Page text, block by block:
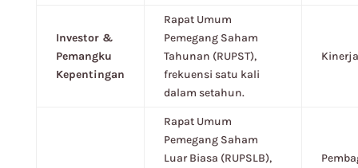
Investor &
Pemangku
Kepentingan
Rapat Umum
Pemegang Saham
Tahunan (RUPST),
frekuensi satu kali
dalam setahun.
Rapat Umum
Pemegang Saham
Luar Biasa (RUPSLB),